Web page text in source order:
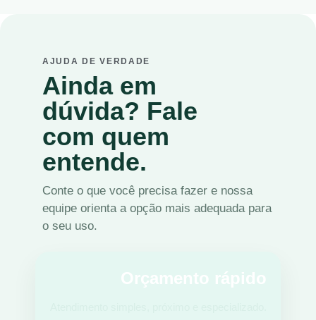
AJUDA DE VERDADE
Ainda em
dúvida? Fale
com quem
entende.
Conte o que você precisa fazer e nossa
equipe orienta a opção mais adequada para
o seu uso.
Orçamento rápido